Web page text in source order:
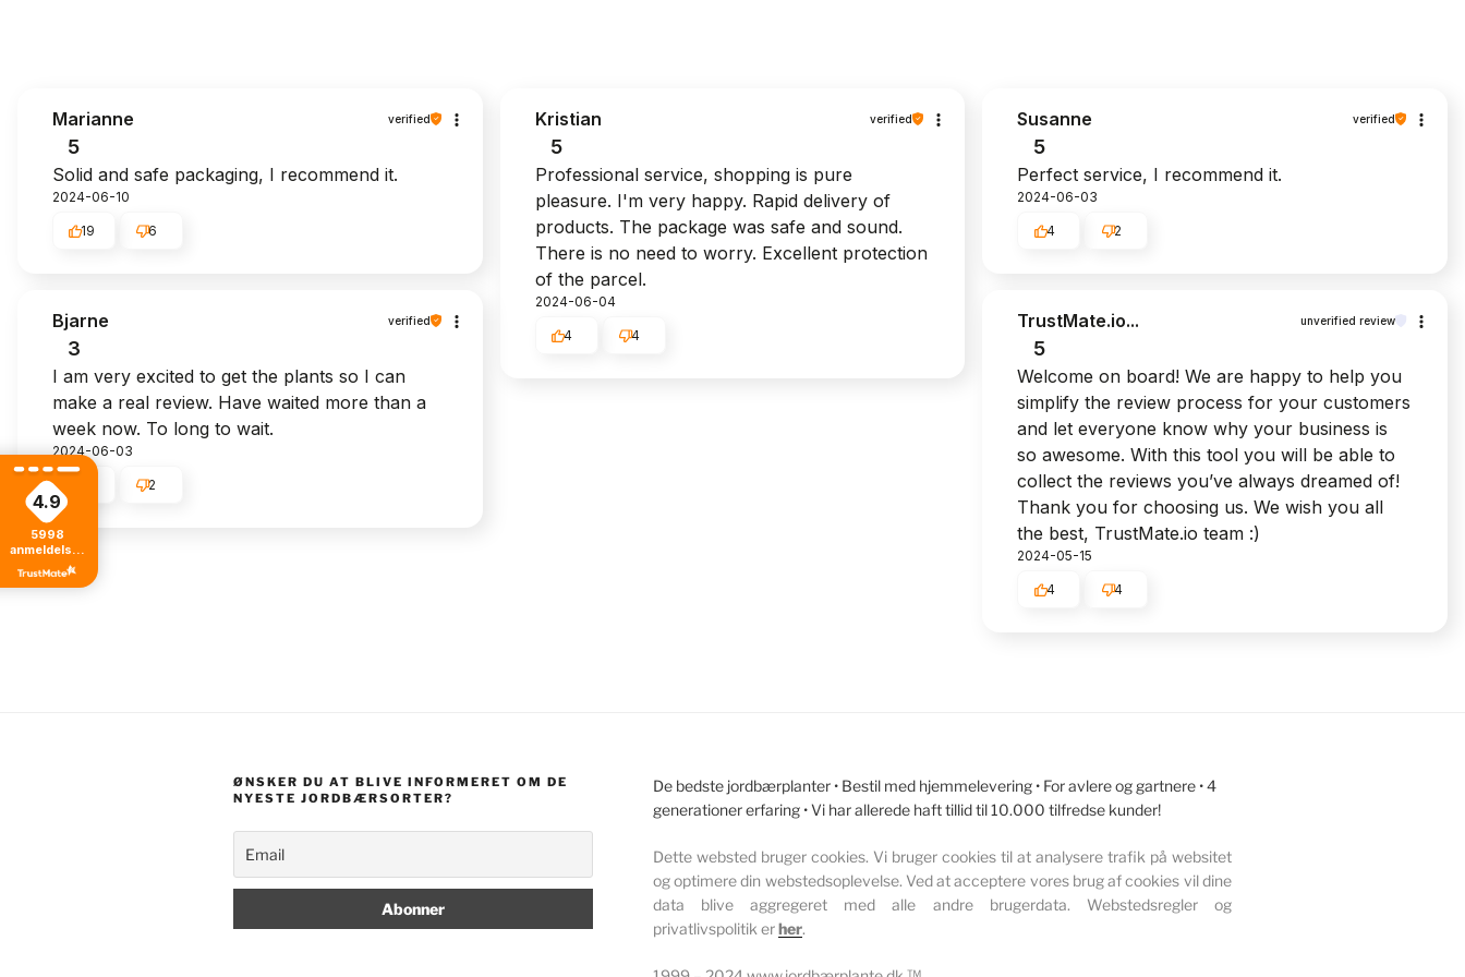
Marianne verified
5
Solid and safe packaging, I recommend it.
2024-06-10
19 6
Kristian verified
5
Professional service, shopping is pure
pleasure. I'm very happy. Rapid delivery of
products. The package was safe and sound.
There is no need to worry. Excellent protection
of the parcel.
2024-06-04
4 4
Susanne verified
5
Perfect service, I recommend it.
2024-06-03
4 2
Bjarne verified
3
I am very excited to get the plants so I can
make a real review. Have waited more than a
week now. To long to wait.
2024-06-03
2
TrustMate.io... unverified review
5
Welcome on board! We are happy to help you
simplify the review process for your customers
and let everyone know why your business is
so awesome. With this tool you will be able to
collect the reviews you’ve always dreamed of!
Thank you for choosing us. We wish you all
the best, TrustMate.io team :)
2024-05-15
4 4
ØNSKER DU AT BLIVE INFORMERET OM DE
NYESTE JORDBÆRSORTER?
De bedste jordbærplanter • Bestil med hjemmelevering • For avlere og gartnere • 4
generationer erfaring • Vi har allerede haft tillid til 10.000 tilfredse kunder!
Dette websted bruger cookies. Vi bruger cookies til at analysere trafik på websitet
og optimere din webstedsoplevelse. Ved at acceptere vores brug af cookies vil dine
data blive aggregeret med alle andre brugerdata. Webstedsregler og
privatlivspolitik erher.
4.9
5998
anmeldelser
fra alle tider